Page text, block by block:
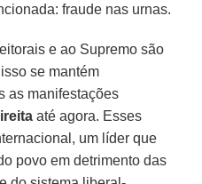
fraude nas urnas.
e ao Supremo são
se mantém
as manifestações
até agora. Esses
um líder que
povo em detrimento das